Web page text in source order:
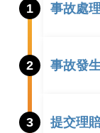
1 事故處
2 事故發
3 提交理